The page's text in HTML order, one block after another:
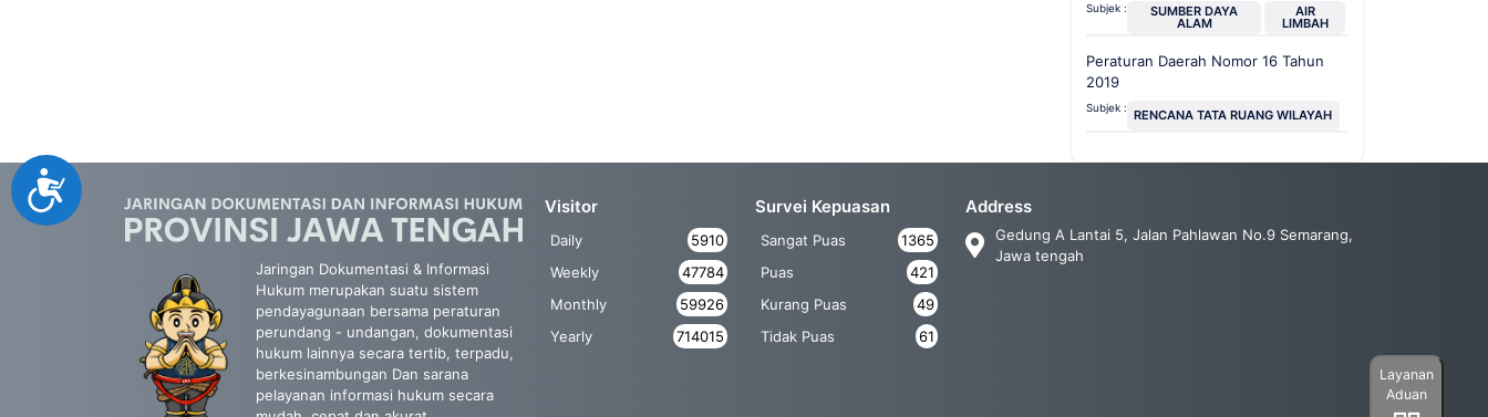
Accessibility
Subjek : SUMBER DAYA
ALAM
AIR
LIMBAH
Peraturan Daerah Nomor 16 Tahun
2019
Subjek : RENCANA TATA RUANG WILAYAH
Jaringan Dokumentasi & Informasi
Hukum merupakan suatu sistem
pendayagunaan bersama peraturan
perundang - undangan, dokumentasi
hukum lainnya secara tertib, terpadu,
berkesinambungan Dan sarana
pelayanan informasi hukum secara
Visitor
Daily
5910
Weekly
47784
Monthly
59926
Yearly
714015
Survei Kepuasan
Sangat Puas
1365
Puas
421
Kurang Puas
49
Tidak Puas
61
Address
Gedung A Lantai 5, Jalan Pahlawan No.9 Semarang,
Jawa tengah
Layanan
Aduan